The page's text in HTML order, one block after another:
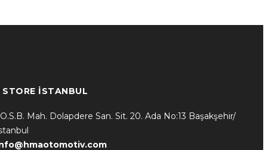
STORE İSTANBUL
Mah. Dolapdere San. Sit. 20. Ada No:13 Başakşehir/